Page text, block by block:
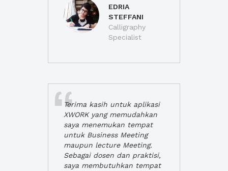
EDRIA
STEFFANI
Calligraphy
Specialist
Terima kasih untuk aplikasi
XWORK yang memudahkan
saya menemukan tempat
untuk Business Meeting
maupun lecture Meeting.
Sebagai dosen dan praktisi,
saya membutuhkan tempat